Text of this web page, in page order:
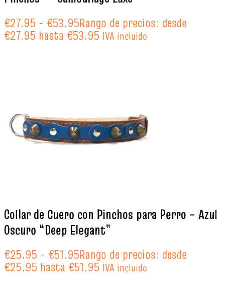
€27.95 - €53.95Rango de precios: desde
€27.95 hasta €53.95 IVA incluido
Collar de Cuero con Pinchos para Perro – Azul
Oscuro “Deep Elegant”
€25.95 - €51.95Rango de precios: desde
€25.95 hasta €51.95 IVA incluido